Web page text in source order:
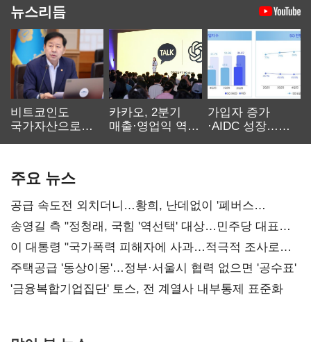
뉴스리듬
비트코인도
국가자산으로…'
카카오, 2분기
매출·영업익 역대
가입자 증가
·AIDC 성장…
주요 뉴스
공급 속도전 외치더니…황희, 난데없이 '폐버스
리모델링' 제안
송영길 측 "정청래, 국힘 '역선택' 대상…민주당 대표로
총선 지휘 못해"
이 대통령 "국가폭력 피해자에 사과…적극적 조사로
진실 밝혀야"
주택공급 '동상이몽'…정부·서울시 협력 없으면 '공수표'
'금융복합기업집단' 토스, 전 계열사 내부통제 표준화